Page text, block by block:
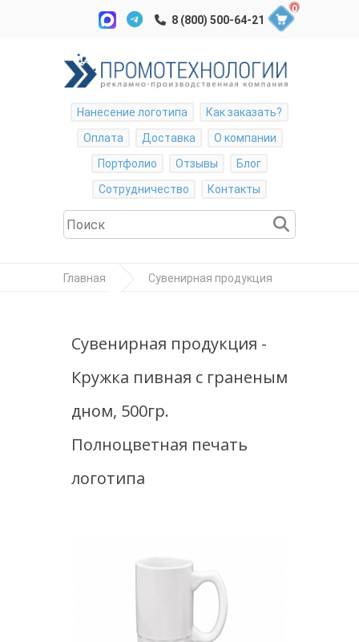
0
Нанесение логотипа
Как заказать?
Оплата
Доставка
О компании
Портфолио
Отзывы
Блог
Сотрудничество
Контакты
Главная Сувенирная продукция
граненым дном, 500гр. Полноцветная печать
Сувенирная продукция -
Кружка пивная с граненым
дном, 500гр.
Полноцветная печать
логотипа